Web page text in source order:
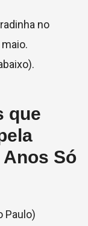
no
que
Só
Paulo)